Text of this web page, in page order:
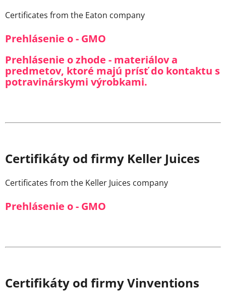
Certificates from the Eaton company
Prehlásenie o - GMO
Prehlásenie o zhode - materiálov a
predmetov, ktoré majú prísť do kontaktu s
potravinárskymi výrobkami.
Certifikáty od firmy Keller Juices
Certificates from the Keller Juices company
Prehlásenie o - GMO
Certifikáty od firmy Vinventions